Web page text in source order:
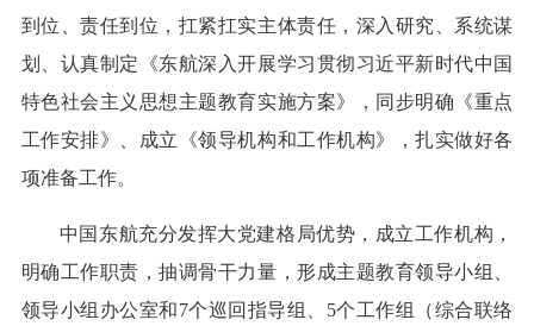
到位、责任到位，扛紧扛实主体责任，深入研究、系统谋
划、认真制定《东航深入开展学习贯彻习近平新时代中国
特色社会主义思想主题教育实施方案》，同步明确《重点
工作安排》、成立《领导机构和工作机构》，扎实做好各
项准备工作。
中国东航充分发挥大党建格局优势，成立工作机构，
明确工作职责，抽调骨干力量，形成主题教育领导小组、
领导小组办公室和7个巡回指导组、5个工作组（综合联络